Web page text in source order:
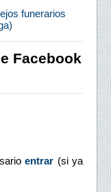
funerarios
Facebook
entrar (si ya